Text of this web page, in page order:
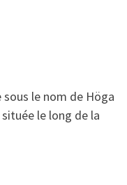
le nom de Höga
le long de la